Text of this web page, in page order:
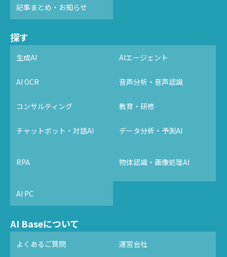
記事まとめ・お知らせ
探す
生成AI AIエージェント
AI OCR 音声分析・音声認識
コンサルティング 教育・研修
チャットボット・対話AI データ分析・予測AI
RPA 物体認識・画像処理AI
AI PC
AI Baseについて
よくあるご質問 運営会社